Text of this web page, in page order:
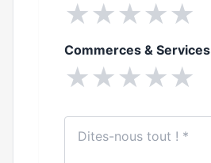
★★★★★
Commerces & Services
★★★★★